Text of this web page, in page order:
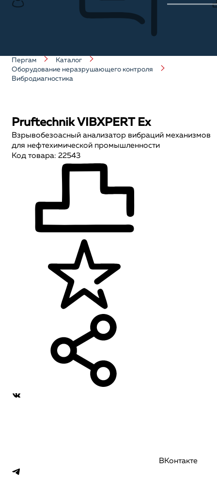
Пергам
Каталог
Оборудование неразрушающего контроля
Вибродиагностика
Pruftechnik VIBXPERT Ex
Взрывобезоасный анализатор вибраций механизмов
для нефтехимической промышленности
Код товара: 22543
ВКонтакте